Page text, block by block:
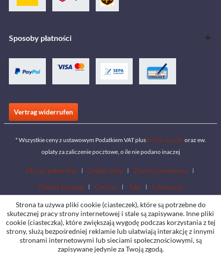
Sposoby płatności
Vertrag widerrufen
* Wszystkie ceny z ustawowym Podatkiem VAT plus koszty wysyłki oraz ew.
opłaty za zaliczenie pocztowe, o ile nie podano inaczej
Obszar pobierania Znajdź sklep Zostań sprzedawcą
Pobierz katalogi Contact Jobs Lokalizacje
Strona ta używa pliki cookie (ciasteczek), które są potrzebne do
skutecznej pracy strony internetowej i stale są zapisywane. Inne pliki
cookie (ciasteczka), które zwiększają wygodę podczas korzystania z tej
strony, służą bezpośredniej reklamie lub ułatwiają interakcję z innymi
stronami internetowymi lub sieciami społecznościowymi, są
zapisywane jedynie za Twoją zgodą.